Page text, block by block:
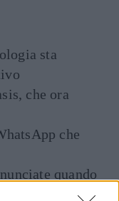
sta
che ora
che
quando